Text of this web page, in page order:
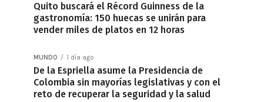
Quito buscará el Récord Guinness de la
gastronomía: 150 huecas se unirán para
vender miles de platos en 12 horas
MUNDO 1 día ago
De la Espriella asume la Presidencia de
Colombia sin mayorías legislativas y con el
reto de recuperar la seguridad y la salud